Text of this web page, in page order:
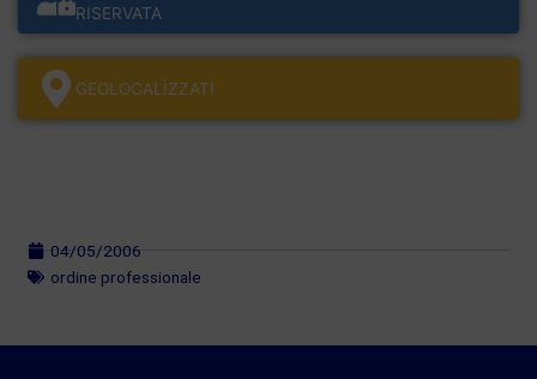
RISERVATA
GEOLOCALÌZZATI
04/05/2006
ordine professionale